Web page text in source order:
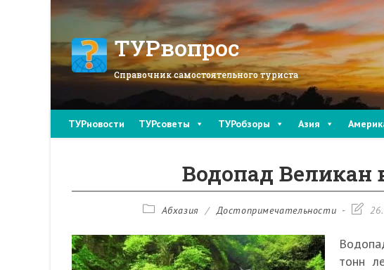
ТУРвопрос
Справочник самостоятельного туриста
ТУРновости ТУРсоветы ТУРобзоры Азия
Водопад Великан
РубрикаАбхазия / Достопримечательности
Запись
тонн